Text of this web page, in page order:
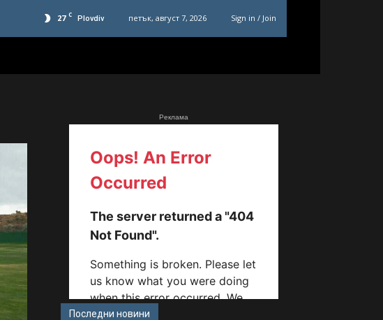
27 C Plovdiv петък, август 7, 2026 Sign in / Join
Реклама
Последни новини